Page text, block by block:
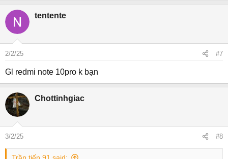
tentente
2/2/25 #7
Gl redmi note 10pro k bạn
Chottinhgiac
3/2/25 #8